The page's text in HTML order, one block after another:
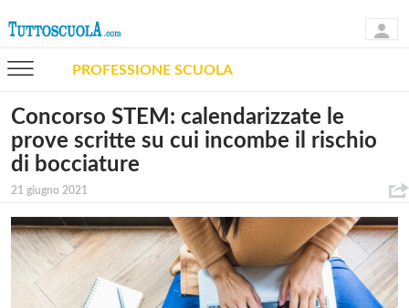
PROFESSIONE SCUOLA
Concorso STEM: calendarizzate le
prove scritte su cui incombe il rischio
di bocciature
21 giugno 2021